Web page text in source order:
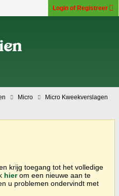
Login of Registreer
Micro
Micro Kweekverslagen
krijg toegang tot het volledige
hierom een nieuwe aan te
u problemen ondervindt met